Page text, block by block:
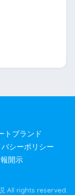
トブランド
バシーポリシー
開示
All rights reserved.